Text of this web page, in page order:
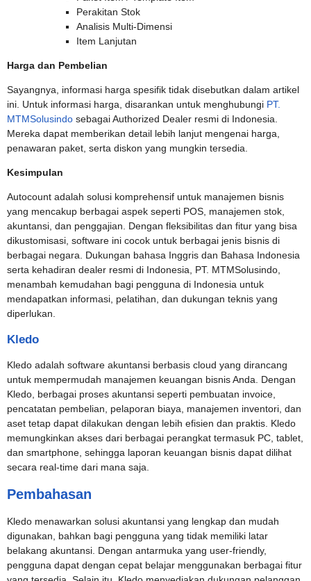
Perakitan Stok
Analisis Multi-Dimensi
Item Lanjutan
Harga dan Pembelian
Sayangnya, informasi harga spesifik tidak disebutkan dalam artikel
ini. Untuk informasi harga, disarankan untuk menghubungi PT.
MTMSolusindo sebagai Authorized Dealer resmi di Indonesia.
Mereka dapat memberikan detail lebih lanjut mengenai harga,
penawaran paket, serta diskon yang mungkin tersedia.
Kesimpulan
Autocount adalah solusi komprehensif untuk manajemen bisnis
yang mencakup berbagai aspek seperti POS, manajemen stok,
akuntansi, dan penggajian. Dengan fleksibilitas dan fitur yang bisa
dikustomisasi, software ini cocok untuk berbagai jenis bisnis di
berbagai negara. Dukungan bahasa Inggris dan Bahasa Indonesia
serta kehadiran dealer resmi di Indonesia, PT. MTMSolusindo,
menambah kemudahan bagi pengguna di Indonesia untuk
mendapatkan informasi, pelatihan, dan dukungan teknis yang
diperlukan.
Kledo
Kledo adalah software akuntansi berbasis cloud yang dirancang
untuk mempermudah manajemen keuangan bisnis Anda. Dengan
Kledo, berbagai proses akuntansi seperti pembuatan invoice,
pencatatan pembelian, pelaporan biaya, manajemen inventori, dan
aset tetap dapat dilakukan dengan lebih efisien dan praktis. Kledo
memungkinkan akses dari berbagai perangkat termasuk PC, tablet,
dan smartphone, sehingga laporan keuangan bisnis dapat dilihat
secara real-time dari mana saja.
Pembahasan
Kledo menawarkan solusi akuntansi yang lengkap dan mudah
digunakan, bahkan bagi pengguna yang tidak memiliki latar
belakang akuntansi. Dengan antarmuka yang user-friendly,
pengguna dapat dengan cepat belajar menggunakan berbagai fitur